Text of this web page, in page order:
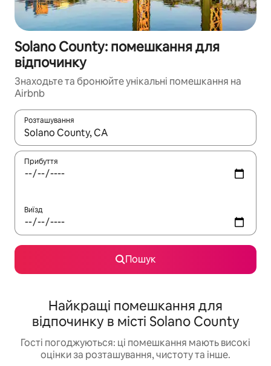
Solano County: помешкання для
відпочинку
Знаходьте та бронюйте унікальні помешкання на
Airbnb
Розташування
Отримавши результати пошуку, використовуйте для
Прибуття
Виїзд
Пошук
Найкращі помешкання для
відпочинку в місті Solano County
Гості погоджуються: ці помешкання мають високі
оцінки за розташування, чистоту та інше.